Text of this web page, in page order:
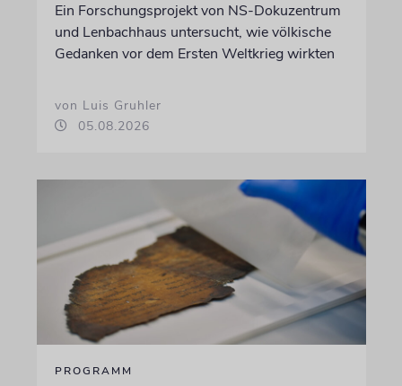
Ein Forschungsprojekt von NS-Dokuzentrum
und Lenbachhaus untersucht, wie völkische
Gedanken vor dem Ersten Weltkrieg wirkten
von Luis Gruhler
05.08.2026
PROGRAMM